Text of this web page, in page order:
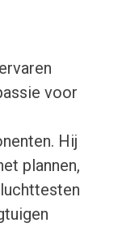
voor
Hij
plannen,